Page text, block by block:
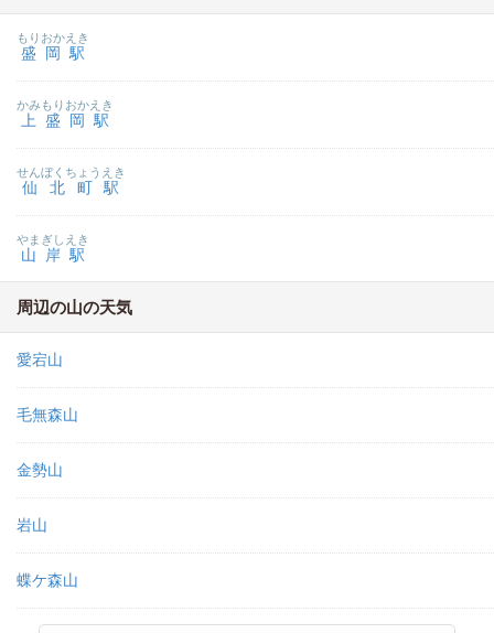
盛岡駅
もりおかえき
上盛岡駅
かみもりおかえき
仙北町駅
せんぼくちょうえき
山岸駅
やまぎしえき
周辺の山の天気
愛宕山
毛無森山
金勢山
岩山
蝶ケ森山